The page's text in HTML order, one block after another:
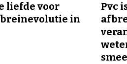
liefde voor
in
Pvc